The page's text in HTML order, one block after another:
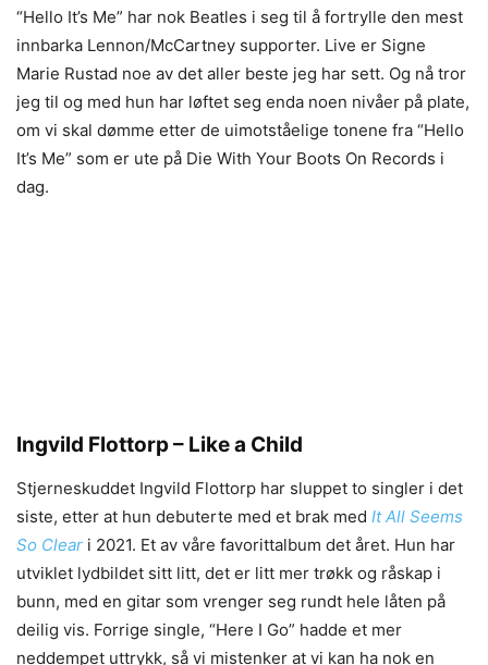
“Hello It’s Me” har nok Beatles i seg til å fortrylle den mest
innbarka Lennon/McCartney supporter. Live er Signe
Marie Rustad noe av det aller beste jeg har sett. Og nå tror
jeg til og med hun har løftet seg enda noen nivåer på plate,
om vi skal dømme etter de uimotståelige tonene fra “Hello
It’s Me” som er ute på Die With Your Boots On Records i
dag.
Ingvild Flottorp – Like a Child
Stjerneskuddet Ingvild Flottorp har sluppet to singler i det
siste, etter at hun debuterte med et brak med It All Seems
So Clear i 2021. Et av våre favorittalbum det året. Hun har
utviklet lydbildet sitt litt, det er litt mer trøkk og råskap i
bunn, med en gitar som vrenger seg rundt hele låten på
deilig vis. Forrige single, “Here I Go” hadde et mer
neddempet uttrykk, så vi mistenker at vi kan ha nok en